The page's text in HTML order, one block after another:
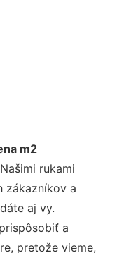
m2
rukami
zákazníkov a
aj vy.
a
pretože vieme,